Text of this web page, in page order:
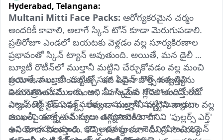
Hyderabad, Telangana:
Multani Mitti Face Packs: ఆరోగ్యకరమైన చర్మం
అందరికీ కావాలి, అలాగే స్కిన్ టోన్ కూడా మెరుగుపడాలి.
ప్రతిరోజూ ఎండలో బయటకు వెళ్లడం వల్ల సూర్యకిరణాల
ప్రభావంతో స్కిన్ ట్యాన్ అవుతుంది. అయితే, మన డైలీ
బ్యూటీ రొటీన్‌లో ముల్తానీ మట్టిని చేర్చుకోవడం వల్ల మంచి
ప్రయోజనాలు పొందవచ్చు. ఇది ఓపెన్ పోర్స్ సమస్యను
నియంత్రించడమే కాకుండా, సహజమైన గ్లోను అందిస్తుంది.
ఎటువంటి సైడ్ ఎఫెక్ట్స్ లేకుండా ముల్తానీ మట్టిని వాడటం వల్ల
ముఖంపై ఉన్న టాన్ కూడా తగ్గిపోతుంది. దీనిని 'ఫుల్లర్స్‌ ఎర్త్‌'
అని కూడా పిలుస్తారు. కొన్ని శతాబ్దాలుగా దీనిని సౌందర్య
అయితే, ముల్తానీ మట్టితో సహా ఏదైనా కొత్త ఉత్పత్తిని
ఉపయోగించే ముందు, అది మీ స్కిన్‌కు సరిపోతుందో లేదో
ప్యాచ్ టెస్ట్ చేయడం ముఖ్యం. ముల్తానీ మట్టి ముఖ్యంగా
ఆయిలీ, యాక్నే సమస్యలు ఉన్నవారికి బాగా
ఉపయోగపడుతుంది. ఇది అదనపు నూనెను గ్రహించి ఓపెన్